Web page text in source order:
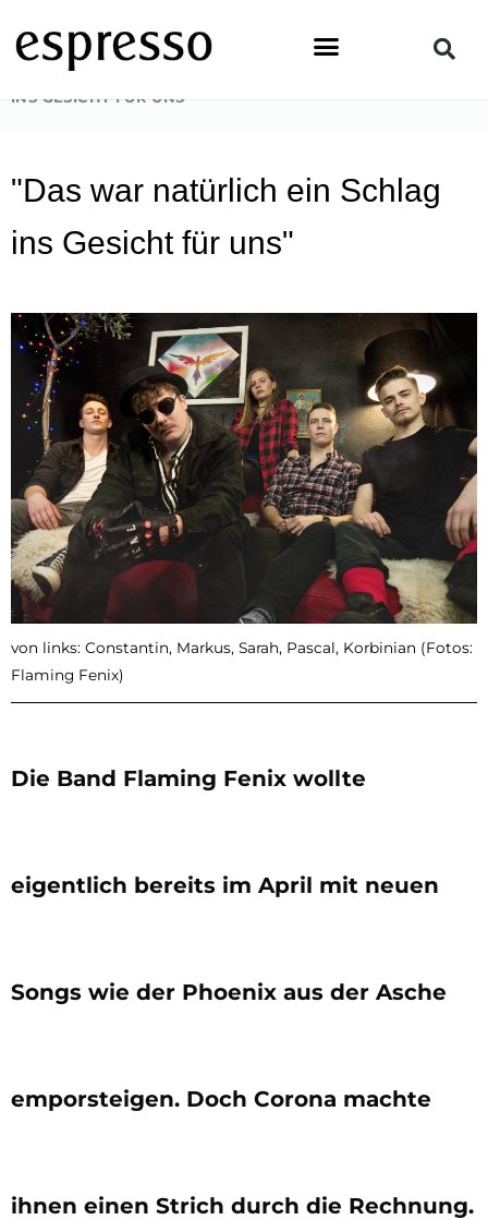
Inhalt
springen
STARTSEITE
INS GESICHT FÜR UNS“
"Das war natürlich ein Schlag
ins Gesicht für uns"
von links: Constantin, Markus, Sarah, Pascal, Korbinian (Fotos:
Flaming Fenix)
Die Band Flaming Fenix wollte
eigentlich bereits im April mit neuen
Songs wie der Phoenix aus der Asche
emporsteigen. Doch Corona machte
ihnen einen Strich durch die Rechnung.